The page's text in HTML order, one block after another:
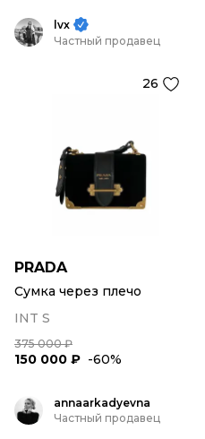
lvx
Частный продавец
26
PRADA
Сумка через плечо
INT S
375 000 ₽
150 000 ₽ -60%
annaarkadyevna
Частный продавец